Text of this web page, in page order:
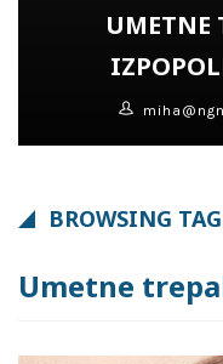
UMETNE
BROWSING TAG
Umetne